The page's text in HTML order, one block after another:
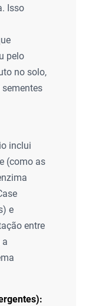
Isso
pelo
no solo,
inclui
(como as
e
entre
a